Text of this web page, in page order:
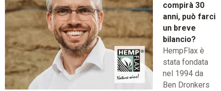
compirà 30
anni, può farci
un breve
bilancio?
HempFlax è
stata fondata
nel 1994 da
Ben Dronkers